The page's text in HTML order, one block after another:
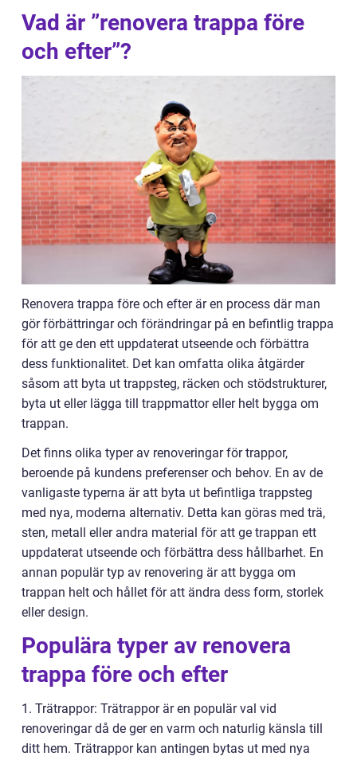
Vad är ”renovera trappa före
och efter”?
Renovera trappa före och efter är en process där man
gör förbättringar och förändringar på en befintlig trappa
för att ge den ett uppdaterat utseende och förbättra
dess funktionalitet. Det kan omfatta olika åtgärder
såsom att byta ut trappsteg, räcken och stödstrukturer,
byta ut eller lägga till trappmattor eller helt bygga om
trappan.
Det finns olika typer av renoveringar för trappor,
beroende på kundens preferenser och behov. En av de
vanligaste typerna är att byta ut befintliga trappsteg
med nya, moderna alternativ. Detta kan göras med trä,
sten, metall eller andra material för att ge trappan ett
uppdaterat utseende och förbättra dess hållbarhet. En
annan populär typ av renovering är att bygga om
trappan helt och hållet för att ändra dess form, storlek
eller design.
Populära typer av renovera
trappa före och efter
1. Trätrappor: Trätrappor är en populär val vid
renoveringar då de ger en varm och naturlig känsla till
ditt hem. Trätrappor kan antingen bytas ut med nya